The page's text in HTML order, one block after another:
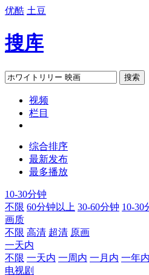
优酷 土豆
搜库
搜索
视频
栏目
综合排序
最新发布
最多播放
10-30分钟
不限 60分钟以上 30-60分钟 10-30
画质
不限 高清 超清 原画
一天内
不限 一天内 一周内 一月内 一年内
电视剧